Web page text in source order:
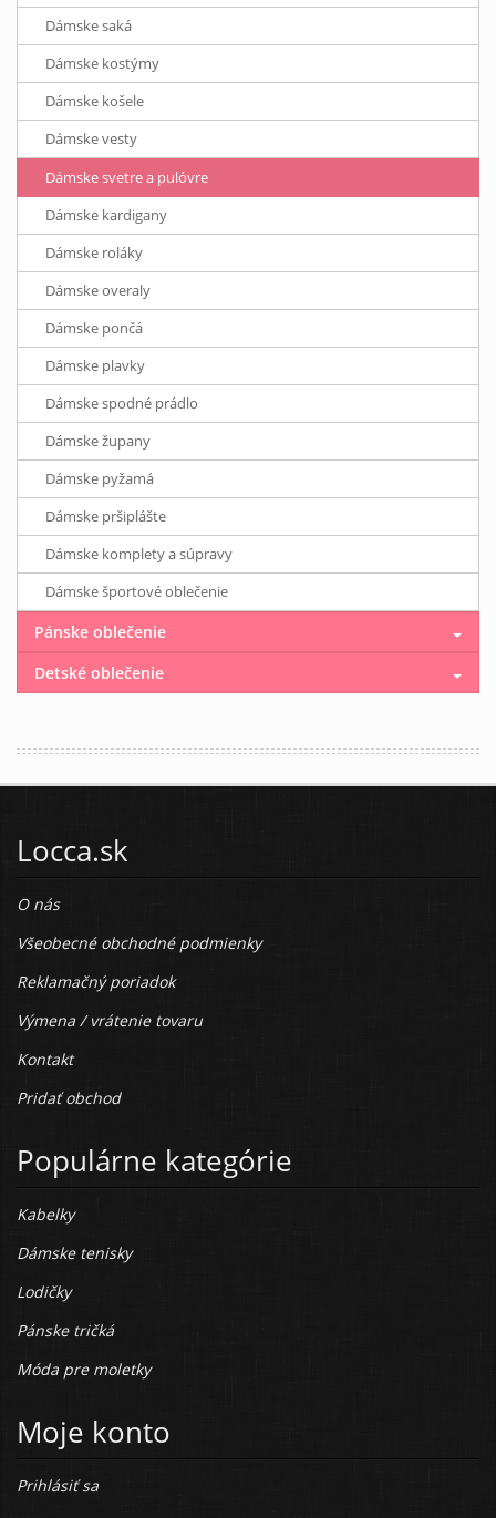
Dámske saká
Dámske kostýmy
Dámske košele
Dámske vesty
Dámske svetre a pulóvre
Dámske kardigany
Dámske roláky
Dámske overaly
Dámske pončá
Dámske plavky
Dámske spodné prádlo
Dámske župany
Dámske pyžamá
Dámske pršiplášte
Dámske komplety a súpravy
Dámske športové oblečenie
Pánske oblečenie
Detské oblečenie
Locca.sk
O nás
Všeobecné obchodné podmienky
Reklamačný poriadok
Výmena / vrátenie tovaru
Kontakt
Pridať obchod
Populárne kategórie
Kabelky
Dámske tenisky
Lodičky
Pánske tričká
Móda pre moletky
Moje konto
Prihlásiť sa